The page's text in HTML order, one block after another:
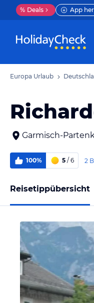
% Deals App
Europa Urlaub
Garmisch-
100% 5 / 6 2
Reisetippübersicht